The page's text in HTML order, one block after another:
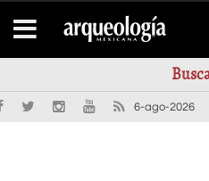
6-ago-2026